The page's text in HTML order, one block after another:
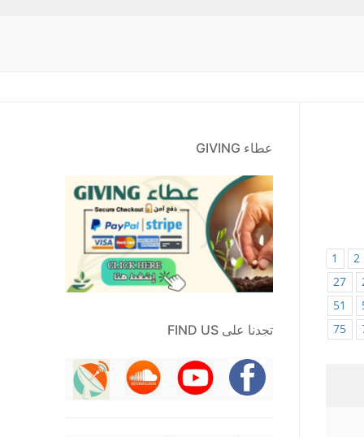
1
2
27
51
75
عطاء GIVING
تجدنا على FIND US